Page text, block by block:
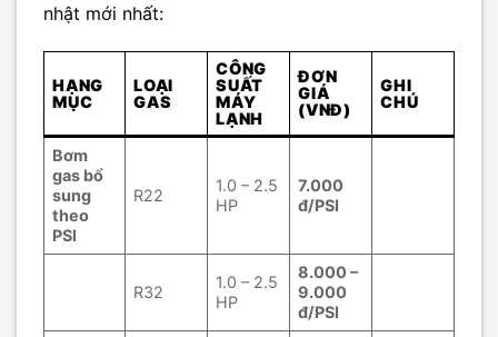
nhật mới nhất:
HẠNG
MỤC
LOẠI
GAS
CÔNG
SUẤT
MÁY
LẠNH
ĐƠN
GIÁ
(VNĐ)
GHI
CHÚ
Bơm
gas bổ
sung
theo
PSI
R22
1.0 – 2.5
HP
7.000
đ/PSI
R32
1.0 – 2.5
HP
8.000 –
9.000
đ/PSI